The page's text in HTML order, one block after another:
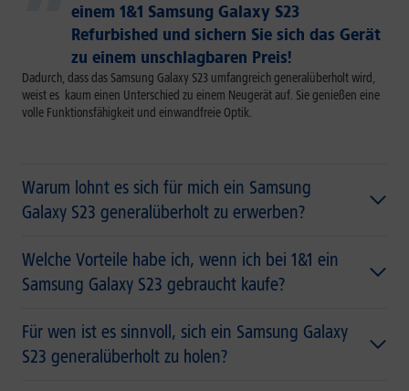
einem 1&1 Samsung Galaxy S23
Refurbished und sichern Sie sich das Gerät
zu einem unschlagbaren Preis!
Dadurch, dass das Samsung Galaxy S23 umfangreich generalüberholt wird,
weist es kaum einen Unterschied zu einem Neugerät auf. Sie genießen eine
volle Funktionsfähigkeit und einwandfreie Optik.
Warum lohnt es sich für mich ein Samsung
Galaxy S23 generalüberholt zu erwerben?
Welche Vorteile habe ich, wenn ich bei 1&1 ein
Samsung Galaxy S23 gebraucht kaufe?
Für wen ist es sinnvoll, sich ein Samsung Galaxy
S23 generalüberholt zu holen?